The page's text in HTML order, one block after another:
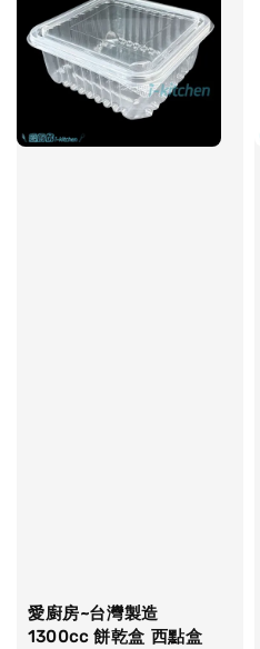
愛廚房~台灣製造
1300cc 餅乾盒 西點盒